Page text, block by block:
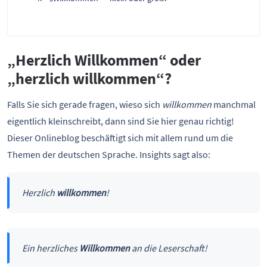
„Herzlich Willkommen“ oder
„herzlich willkommen“?
Falls Sie sich gerade fragen, wieso sich willkommen manchmal
eigentlich kleinschreibt, dann sind Sie hier genau richtig!
Dieser Onlineblog beschäftigt sich mit allem rund um die
Themen der deutschen Sprache. Insights sagt also:
Herzlich willkommen!
Ein herzliches Willkommenan die Leserschaft!